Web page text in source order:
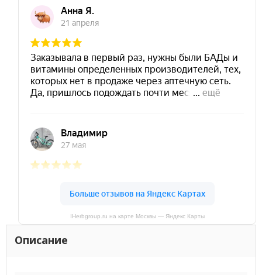
IHerbgroup.ru на карте Москвы — Яндекс Карты
Описание